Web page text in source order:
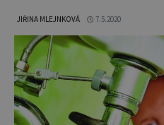
JIŘINA MLEJNKOVÁ 7.5.2020